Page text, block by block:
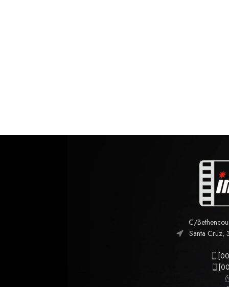
C/
Santa Cruz,